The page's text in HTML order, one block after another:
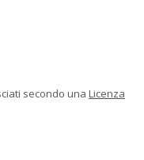
secondo una Licenza